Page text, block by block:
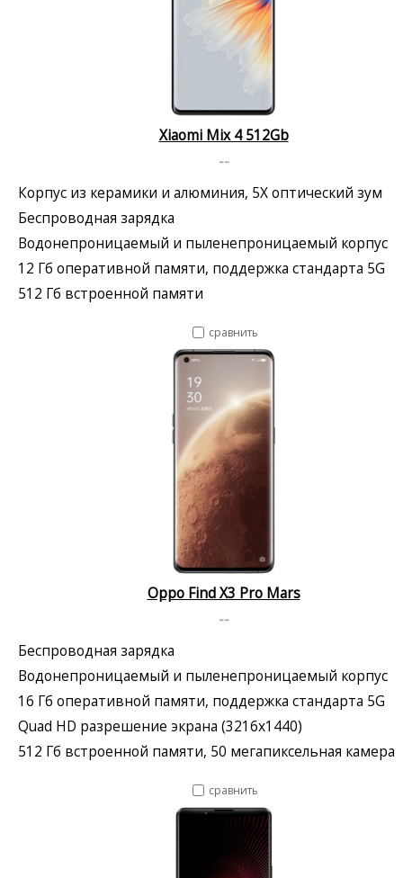
Xiaomi Mix 4 512Gb
--
Корпус из керамики и алюминия, 5X оптический зум
Беспроводная зарядка
Водонепроницаемый и пыленепроницаемый корпус
12 Гб оперативной памяти, поддержка стандарта 5G
512 Гб встроенной памяти
сравнить
Oppo Find X3 Pro Mars
--
Беспроводная зарядка
Водонепроницаемый и пыленепроницаемый корпус
16 Гб оперативной памяти, поддержка стандарта 5G
Quad HD разрешение экрана (3216x1440)
512 Гб встроенной памяти, 50 мегапиксельная камера
сравнить